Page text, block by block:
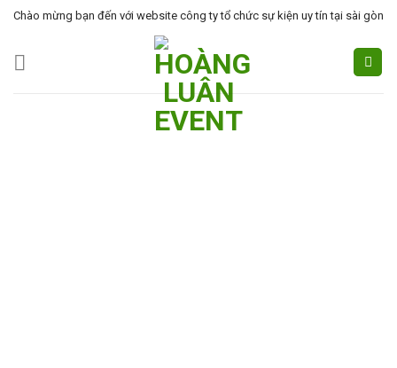
Skip
content
Chào mừng bạn đến với website công ty tổ chức sự kiện uy tín tại sài gòn